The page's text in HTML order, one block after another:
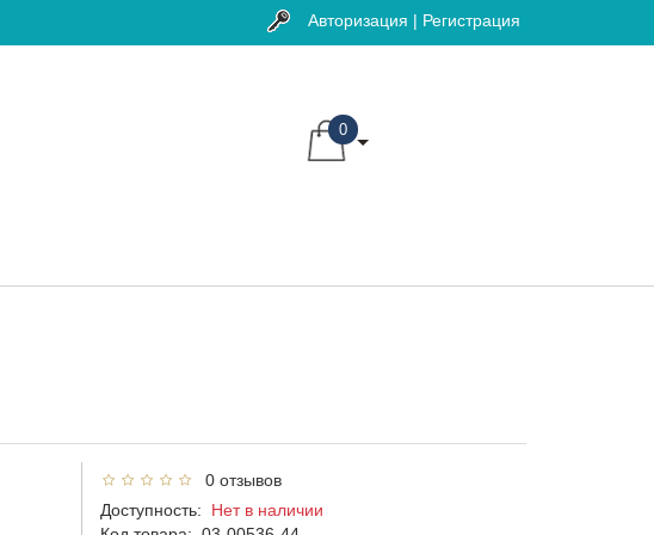
Авторизация | Регистрация
0
0 отзывов
Доступность: Нет в наличии